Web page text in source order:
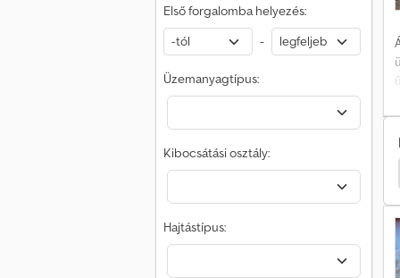
Első forgalomba helyezés:
-
Üzemanyagtípus:
Kibocsátási osztály:
Hajtástípus:
Ford Transit 350 Teherautó